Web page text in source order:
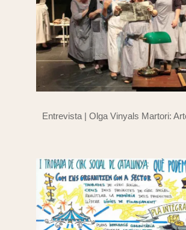
Entrevista | Olga Vinyals Martori: